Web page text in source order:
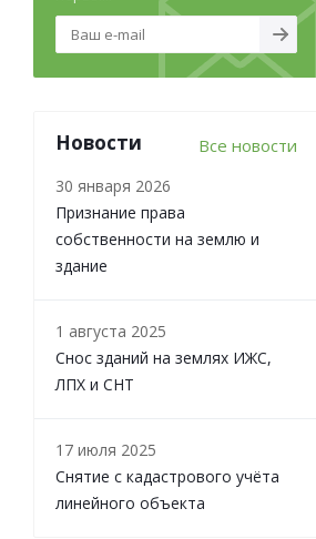
Новости Все новости
30 января 2026
Признание права
собственности на землю и
здание
1 августа 2025
Снос зданий на землях ИЖС,
ЛПХ и СНТ
17 июля 2025
Снятие с кадастрового учёта
линейного объекта